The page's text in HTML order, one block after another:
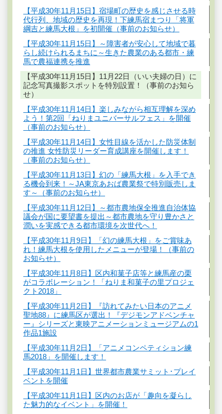
【平成30年11月15日】宿場町の歴史を感じさせる時
代行列、地域の歴史を再現！下練馬宿まつり「将軍
綱吉と練馬大根」を初開催（事前のお知らせ）
【平成30年11月15日】～障害者が安心して地域で暮
らし続けられるまちに～生きた農業のある都市・練
馬で農福連携を推進
【平成30年11月15日】11月22日（いい夫婦の日）に
記念写真撮影スポットを特別設置！（事前のお知ら
せ）
【平成30年11月14日】楽しみながら相互理解を深め
よう！第2回「ねりまユニバーサルフェス」を開催
（事前のお知らせ）
【平成30年11月14日】女性目線を活かした防災体制
の推進 女性防災リーダー育成講座を開催します！
（事前のお知らせ）
【平成30年11月13日】幻の「練馬大根」を入手でき
る機会到来！～JA東京あおば農業祭で特別販売しま
す～（事前のお知らせ）
【平成30年11月12日】～都市農地保全推進自治体協
議会が国に要望書を提出～都市農地を守り豊かさと
潤いを実感できる都市環境を次世代へ！
【平成30年11月9日】「幻の練馬大根」をご賞味あ
れ！練馬大根を使用したメニューが登場！（事前の
お知らせ）
【平成30年11月8日】区内和菓子店等と練馬産の栗
がコラボレーション！「ねりま和菓子の里プロジェ
クト2018」
【平成30年11月2日】『訪れてみたい日本のアニメ
聖地88』に練馬区が選出！『デジモンアドベンチャ
ー』シリーズと東映アニメーションミュージアムの1
作品1施設
【平成30年11月2日】「アニメコンペティション練
馬2018」を開催します！
【平成30年11月1日】世界都市農業サミット･プレイ
ベントを開催
【平成30年11月1日】区内のお店が「趣向を凝らし
た魅力的なイベント」を開催！